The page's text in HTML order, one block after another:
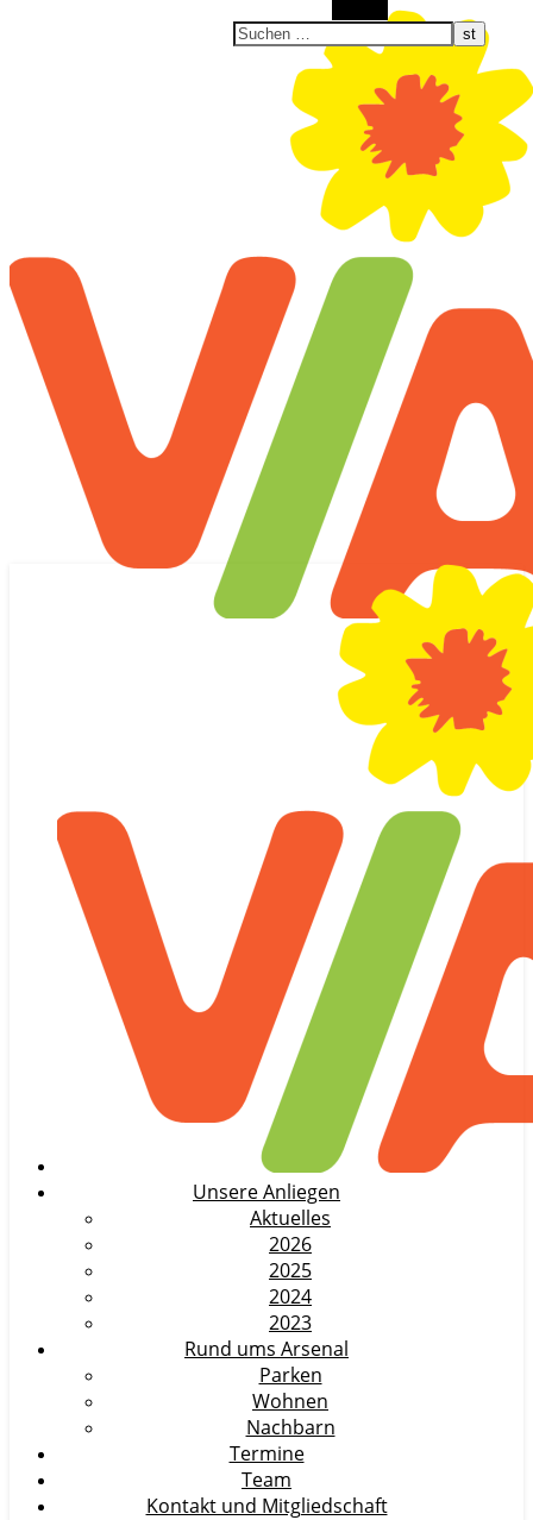
Unsere Anliegen
Aktuelles
2026
2025
2024
2023
Rund ums Arsenal
Parken
Wohnen
Nachbarn
Termine
Team
Kontakt und Mitgliedschaft